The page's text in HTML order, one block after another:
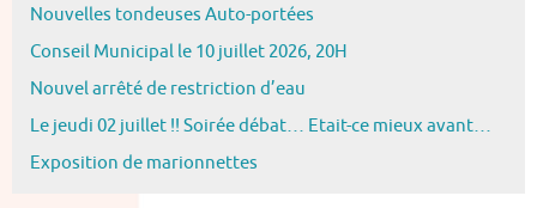
Nouvelles tondeuses Auto-portées
Conseil Municipal le 10 juillet 2026, 20H
Nouvel arrêté de restriction d’eau
Le jeudi 02 juillet !! Soirée débat… Etait-ce mieux avant…
Exposition de marionnettes